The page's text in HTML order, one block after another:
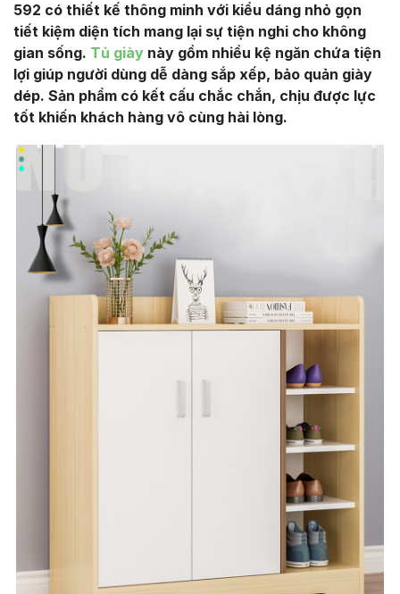
592 có thiết kế thông minh với kiểu dáng nhỏ gọn
tiết kiệm diện tích mang lại sự tiện nghi cho không
gian sống. Tủ giày này gồm nhiều kệ ngăn chứa tiện
lợi giúp người dùng dễ dàng sắp xếp, bảo quản giày
dép. Sản phẩm có kết cấu chắc chắn, chịu được lực
tốt khiến khách hàng vô cùng hài lòng.